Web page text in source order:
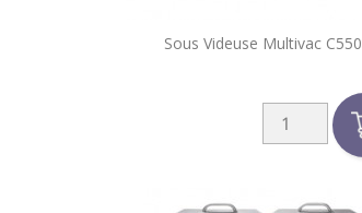
Sous Videuse Multivac C550
Aperçu rapide